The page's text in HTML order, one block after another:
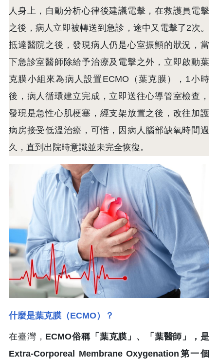
人身上，自動分析心律後建議電擊，在救護員電擊
之後，病人立即被轉送到急診，途中又電擊了2次。
抵達醫院之後，發現病人仍是心室振顫的狀況，當
下急診室醫師除給予治療及電擊之外，立即啟動葉
克膜小組來為病人設置ECMO（葉克膜），1小時
後，病人循環建立完成，立即送往心導管室檢查，
發現是急性心肌梗塞，經支架放置之後，改往加護
病房接受低溫治療，可惜，因病人腦部缺氧時間過
久，直到出院時意識並未完全恢復。
什麼是葉克膜（ECMO）？
在臺灣， ECMO俗稱「葉克膜」、「葉醫師」，是
Extra-Corporeal Membrane Oxygenation第一個